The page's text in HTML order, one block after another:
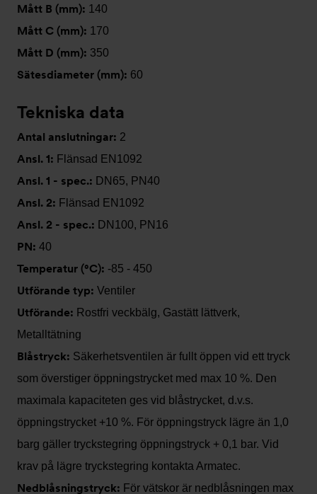
Mått B (mm): 140
Mått C (mm): 170
Mått D (mm): 350
Sätesdiameter (mm): 60
Tekniska data
Antal anslutningar: 2
Ansl. 1: Flänsad EN1092
Ansl. 1 - spec.: DN65, PN40
Ansl. 2: Flänsad EN1092
Ansl. 2 - spec.: DN100, PN16
PN: 40
Temperatur (°C): -85 - 450
Utförande typ: Ventiler
Utförande: Rostfri veckbälg, Gastätt lättverk,
Metalltätning
Blåstryck: Säkerhetsventilen är fullt öppen vid ett tryck
som överstiger öppningstrycket med max 10 %. Den
maximala kapaciteten ges vid blåstrycket, d.v.s.
öppningstrycket +10 %. För öppningstryck lägre än 1,0
barg gäller tryckstegring öppningstryck + 0,1 bar. Vid
krav på lägre tryckstegring kontakta Armatec.
Nedblåsningstryck: För vätskor är nedblåsningen max